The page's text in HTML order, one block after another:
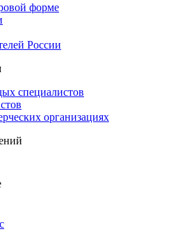
форме
России
специалистов
организациях